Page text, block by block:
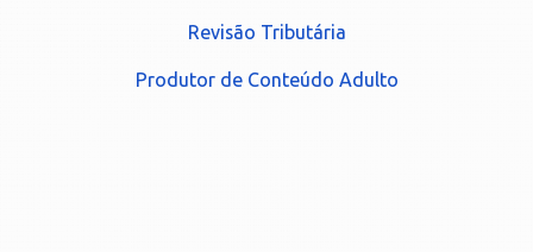
Revisão Tributária
Produtor de Conteúdo Adulto